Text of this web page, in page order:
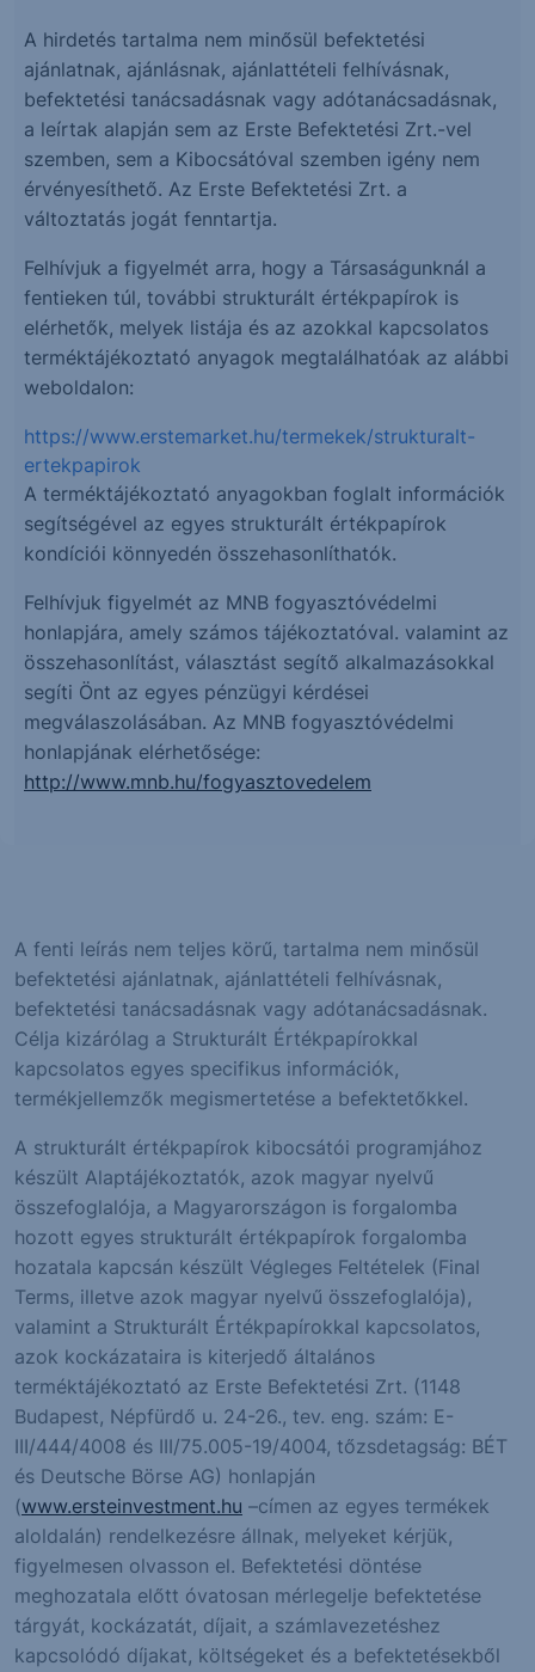
A hirdetés tartalma nem minősül befektetési
ajánlatnak, ajánlásnak, ajánlattételi felhívásnak,
befektetési tanácsadásnak vagy adótanácsadásnak,
a leírtak alapján sem az Erste Befektetési Zrt.-vel
szemben, sem a Kibocsátóval szemben igény nem
érvényesíthető. Az Erste Befektetési Zrt. a
változtatás jogát fenntartja.
Felhívjuk a figyelmét arra, hogy a Társaságunknál a
fentieken túl, további strukturált értékpapírok is
elérhetők, melyek listája és az azokkal kapcsolatos
terméktájékoztató anyagok megtalálhatóak az alábbi
weboldalon:
https://www.erstemarket.hu/termekek/strukturalt-
ertekpapirok
A terméktájékoztató anyagokban foglalt információk
segítségével az egyes strukturált értékpapírok
kondíciói könnyedén összehasonlíthatók.
Felhívjuk figyelmét az MNB fogyasztóvédelmi
honlapjára, amely számos tájékoztatóval. valamint az
összehasonlítást, választást segítő alkalmazásokkal
segíti Önt az egyes pénzügyi kérdései
megválaszolásában. Az MNB fogyasztóvédelmi
honlapjának elérhetősége:
http://www.mnb.hu/fogyasztovedelem
A fenti leírás nem teljes körű, tartalma nem minősül
befektetési ajánlatnak, ajánlattételi felhívásnak,
befektetési tanácsadásnak vagy adótanácsadásnak.
Célja kizárólag a Strukturált Értékpapírokkal
kapcsolatos egyes specifikus információk,
termékjellemzők megismertetése a befektetőkkel.
A strukturált értékpapírok kibocsátói programjához
készült Alaptájékoztatók, azok magyar nyelvű
összefoglalója, a Magyarországon is forgalomba
hozott egyes strukturált értékpapírok forgalomba
hozatala kapcsán készült Végleges Feltételek (Final
Terms, illetve azok magyar nyelvű összefoglalója),
valamint a Strukturált Értékpapírokkal kapcsolatos,
azok kockázataira is kiterjedő általános
terméktájékoztató az Erste Befektetési Zrt. (1148
Budapest, Népfürdő u. 24-26., tev. eng. szám: E-
III/444/4008 és III/75.005-19/4004, tőzsdetagság: BÉT
és Deutsche Börse AG) honlapján
(www.ersteinvestment.hu –címen az egyes termékek
aloldalán) rendelkezésre állnak, melyeket kérjük,
figyelmesen olvasson el. Befektetési döntése
meghozatala előtt óvatosan mérlegelje befektetése
tárgyát, kockázatát, díjait, a számlavezetéshez
kapcsolódó díjakat, költségeket és a befektetésekből